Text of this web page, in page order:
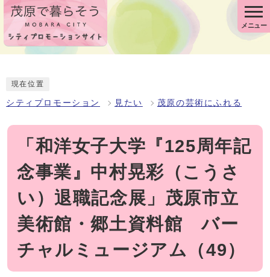
メニュー
現在位置
シティプロモーション 見たい 茂原の芸術にふれる
「和洋女子大学『125周年記
念事業』中村晃彩（こうさ
い）退職記念展」茂原市立
美術館・郷土資料館 バー
チャルミュージアム（49）